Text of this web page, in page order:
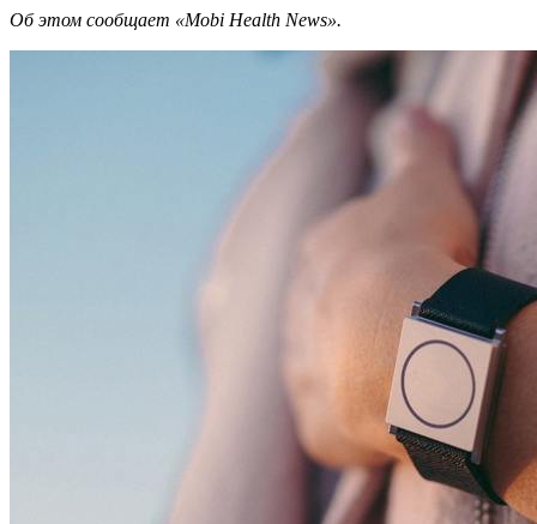
Об этом сообщает «Mobi Health News».